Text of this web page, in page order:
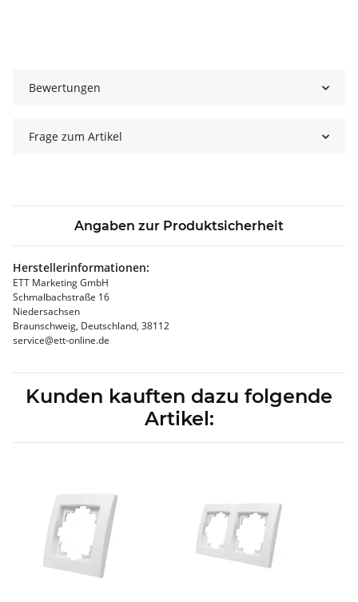
Bewertungen
Frage zum Artikel
Angaben zur Produktsicherheit
Herstellerinformationen:
ETT Marketing GmbH
Schmalbachstraße 16
Niedersachsen
Braunschweig, Deutschland, 38112
service@ett-online.de
Kunden kauften dazu folgende
Artikel: